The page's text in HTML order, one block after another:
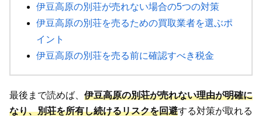
伊豆高原の別荘が売れない場合の5つの対策
伊豆高原の別荘を売るための買取業者を選ぶポ
イント
伊豆高原の別荘を売る前に確認すべき税金
最後まで読めば、 伊豆高原の別荘が売れない理由が明確に
なり、別荘を所有し続けるリスクを回避する対策が取れる